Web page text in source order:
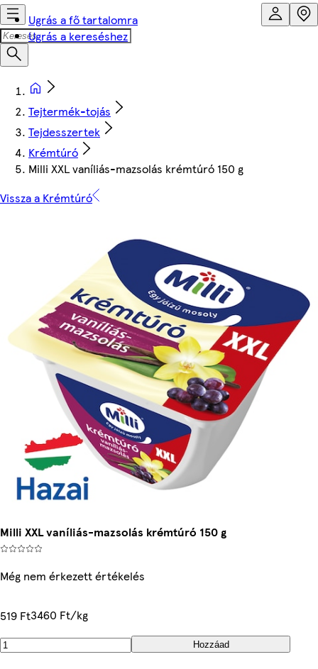
Ugrás a fő tartalomra
Ugrás a kereséshez
Tejtermék-tojás
Tejdesszertek
Krémtúró
Milli XXL vaníliás-mazsolás krémtúró 150 g
Vissza a Krémtúró
Milli XXL vaníliás-mazsolás krémtúró 150 g
Még nem érkezett értékelés
519 Ft3460 Ft/kg
Hozzáad